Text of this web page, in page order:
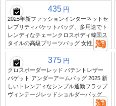
435 円
2025年新ファッションインターネットセ
レブリティバケットバッグ、多用途でト
レンディなチェーンクロスボディ韓国ス
タイルの高級プリーツバッグ 女性用
375 円
クロスボーダーレッド パテントレザー
バゲット アンダーアームバッグ 2025 新
しいトレンディなシンプル通勤フラップ
ヴィンテージレッドショルダーバッグ